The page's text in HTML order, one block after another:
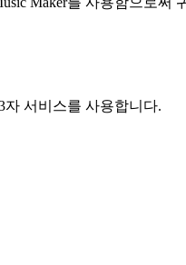
서비스를 사용합니다.